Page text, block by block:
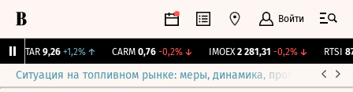
Войти
UTAR 9,26 +1,2%↑ CARM 0,76 -0,2%↓ IMOEX 2 281,31 -0,2%↓ RTSI
Ситуация на топливном рынке: меры, динамика, прогнозы